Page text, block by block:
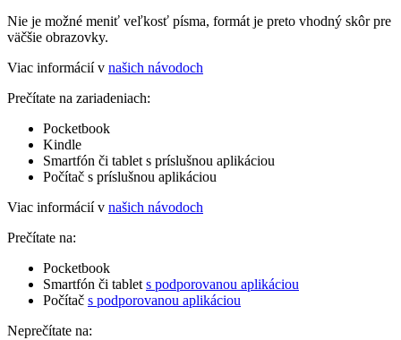
Nie je možné meniť veľkosť písma, formát je preto vhodný skôr pre
väčšie obrazovky.
Viac informácií v našich návodoch
Prečítate na zariadeniach:
Pocketbook
Kindle
Smartfón či tablet s príslušnou aplikáciou
Počítač s príslušnou aplikáciou
Viac informácií v našich návodoch
Prečítate na:
Pocketbook
Smartfón či tablet s podporovanou aplikáciou
Počítač s podporovanou aplikáciou
Neprečítate na: